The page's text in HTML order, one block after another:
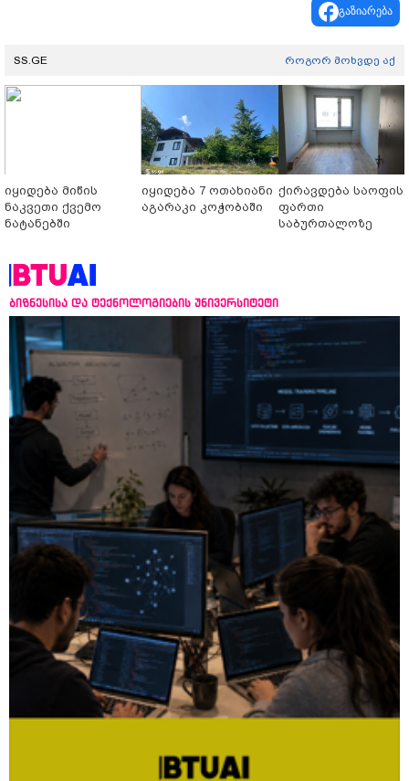
გაზიარება
SS.GE როგორ მოხვდე აქ
იყიდება მიწის
ნაკვეთი ქვემო
ნატანებში
იყიდება 7 ოთახიანი
აგარაკი კოჭობაში
ქირავდება
ფართი
საბურთალოზე
ბიზნესისა და ტექნოლოგიების უნივერსიტეტი